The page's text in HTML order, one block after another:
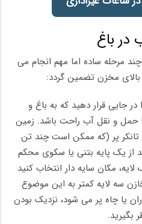
در باغ
مرحله ساده اما مهم انجام می
بالای مخزن تضمین گردد:
جایی قرار دهید که به باغ و
حمل‌ و نقل آب راحت باشد. زمین
تانکر پر (که ممکن است چند تن
از یک پایه بتنی یا سکوی محکم
مکان سایه‌ دار انتخاب کنید
سه ‌لایه کمتر به این موضوع
یا چاه پر می ‌شود، نزدیک بودن
بگیرید.